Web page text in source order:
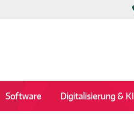
Software Digitalisierung & KI